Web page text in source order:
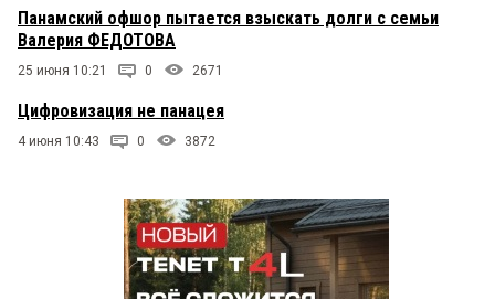
Панамский офшор пытается взыскать долги с семьи
Валерия ФЕДОТОВА
25 июня 10:21 0 2671
Цифровизация не панацея
4 июня 10:43 0 3872